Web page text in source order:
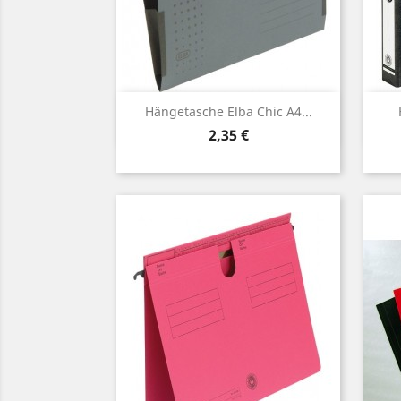
Hängetasche Elba Chic A4...
Preis
2,35 €
Vorschau